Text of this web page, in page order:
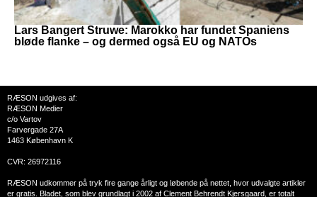
Lars Bangert Struwe: Marokko har fundet Spaniens
bløde flanke – og dermed også EU og NATOs
RÆSON udgives af:
RÆSON Medier
c/o Vartov
Farvergade 27A
1463 København K
CVR: 26972116
RÆSON udkommer på tryk fire gange årligt og løbende på nettet, hvor udvalgte artikler
er gratis. Bladet, som blev grundlagt i 2002 af Clement Behrendt Kjersgaard, er totalt